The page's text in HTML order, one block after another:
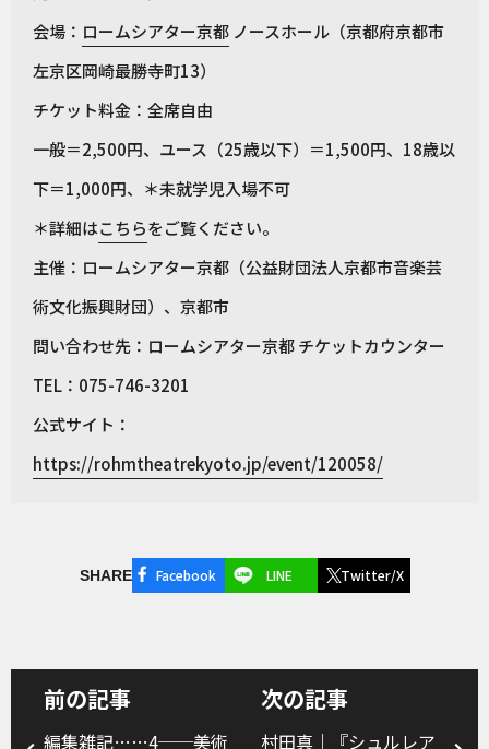
会場： ロームシアター京都 ノースホール（京都府京都市
左京区岡崎最勝寺町13）
チケット料金：全席自由
一般＝2,500円、ユース（25歳以下）＝1,500円、18歳以
下＝1,000円、＊未就学児入場不可
＊詳細はこちらをご覧ください。
主催：ロームシアター京都（公益財団法人京都市音楽芸
術文化振興財団）、京都市
問い合わせ先：ロームシアター京都 チケットカウンター
TEL：075-746-3201
公式サイト：
https://rohmtheatrekyoto.jp/event/120058/
SHARE Facebook LINE Twitter/X
前の記事
編集雑記……4──美術
次の記事
村田真｜『シュルレア